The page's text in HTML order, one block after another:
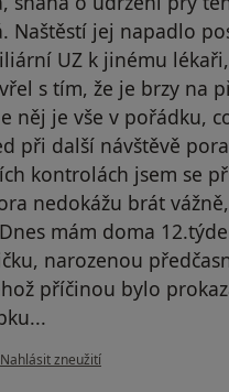
Naštěstí jej napadlo
UZ k jinému
s tím, že je brzy na
něj je vše v pořádku,
při další návštěvě
kontrolách jsem se
nedokážu brát
mám doma
narozenou
příčinou bylo
podle názoru uživatele Váš účet byl
Nahlásit zneužití